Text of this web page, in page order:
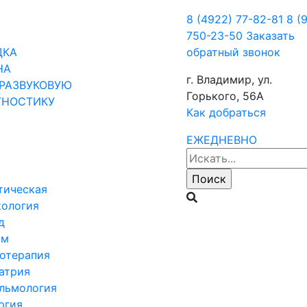
8 (4922) 77-82-81 8
750-23-50 Заказать
обратный звонок
г. Владимир, ул.
Горького, 56А
Как добраться
ЕЖЕДНЕВНО